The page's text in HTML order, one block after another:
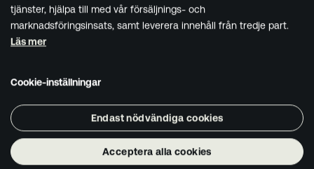
tjänster, hjälpa till med vår försäljnings- och
marknadsföringsinsats, samt leverera innehåll från tredje part.
Läs mer
Cookie-inställningar
Endast nödvändiga cookies
Acceptera alla cookies